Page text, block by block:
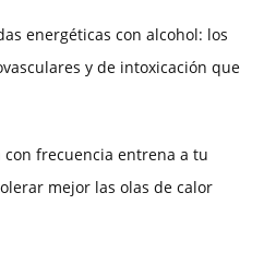
energéticas con alcohol: los
y de intoxicación que
con frecuencia entrena a tu
mejor las olas de calor